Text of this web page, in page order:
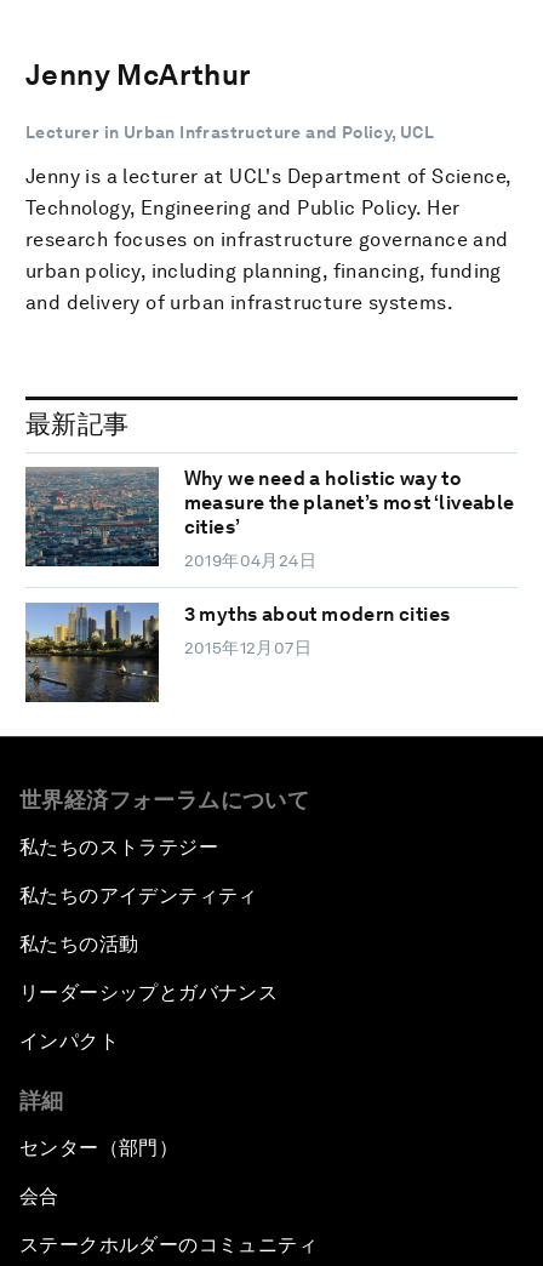
Jenny McArthur
Lecturer in Urban Infrastructure and Policy, UCL
Jenny is a lecturer at UCL's Department of Science,
Technology, Engineering and Public Policy. Her
research focuses on infrastructure governance and
urban policy, including planning, financing, funding
and delivery of urban infrastructure systems.
最新記事
Why we need a holistic way to
measure the planet’s most ‘liveable
cities’
2019年04月24日
3 myths about modern cities
2015年12月07日
世界経済フォーラムについて
私たちのストラテジー
私たちのアイデンティティ
私たちの活動
リーダーシップとガバナンス
インパクト
詳細
センター（部門）
会合
ステークホルダーのコミュニティ